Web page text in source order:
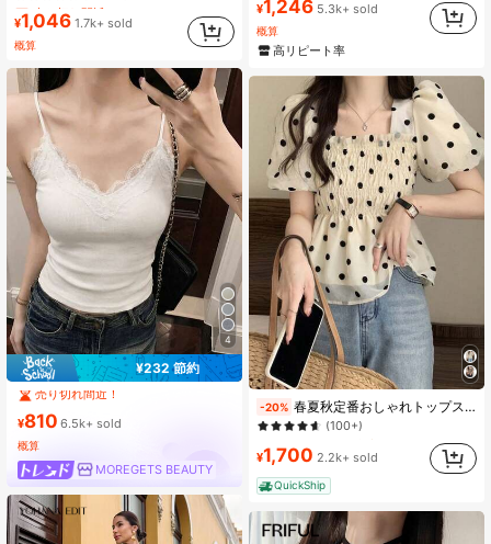
(1000+)
(1000+)
売り切れ間近！
¥1,046 1.7k+ sold
概算
4
¥232 節約
#8 ベストセラー
短い 女性用タンクトップ&キャミス
売り切れ間近！
(1000+)
#8 ベストセラー
売り切れ間近！
#8 ベストセラー
売り切れ間近！
#8 ベストセラー
売り切れ間近！
(1000+)
¥810 6.5k+ sold
概算
MOREGETS BEAUTY
売り切れ間近！
売り切れ間近！
#1 ベストセラー
に ゆるい ソフトデイリートップス
売り切れ間近！
¥1,246 5.3k+ sold
概算
高リピート率
-20% 春夏秋定番おしゃれトップス 韓国ファッションレディース半袖ブラウス 水玉ドット柄スクエアネックにパフスリーブ盛り袖を採用 シャーリングとペプラム、ウエストマークがアクセントのショート丈 シフォン素材の透け感で涼しい着心地 鎖骨を美しく見せ小顔に、二の腕体型カバーで着痩せ華奢見え レトロフレンチテイスト漂う清楚上品なガーリーフェミニンスタイル カジュアルからフォーマルまで対応 通勤通学デート女子会旅行お呼ばれに最適な 20 代～40 代向け春服夏服
#3 ベストセラー
快適な 女性用ブラウス
(100+)
#3 ベストセラー
(100+)
#3 ベストセラー
(100+)
#3 ベストセラー
快適な 女性用ブラウス
(100+)
¥1,700 2.2k+ sold
QuickShip